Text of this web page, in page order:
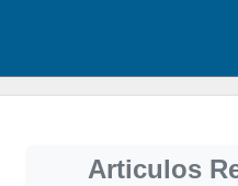
Articulos